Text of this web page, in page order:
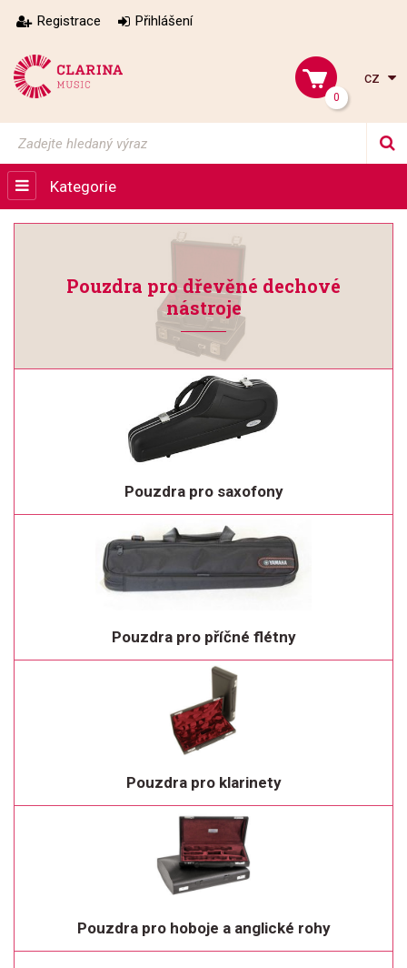
Registrace Přihlášení
0
cz
Kategorie
Pouzdra pro dřevěné dechové
nástroje
Pouzdra pro saxofony
Pouzdra pro příčné flétny
Pouzdra pro klarinety
Pouzdra pro hoboje a anglické rohy